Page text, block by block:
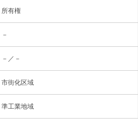
所有権
－
－／－
市街化区域
準工業地域